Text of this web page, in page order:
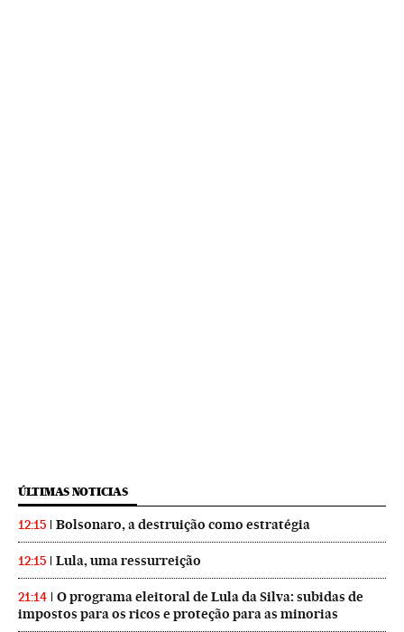
ÚLTIMAS NOTICIAS
12:15 Bolsonaro, a destruição como estratégia
12:15 Lula, uma ressurreição
21:14
O programa eleitoral de Lula da Silva: subidas de
impostos para os ricos e proteção para as minorias